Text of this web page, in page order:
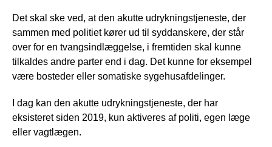
Det skal ske ved, at den akutte udrykningstjeneste, der
sammen med politiet kører ud til syddanskere, der står
over for en tvangsindlæggelse, i fremtiden skal kunne
tilkaldes andre parter end i dag. Det kunne for eksempel
være bosteder eller somatiske sygehusafdelinger.
I dag kan den akutte udrykningstjeneste, der har
eksisteret siden 2019, kun aktiveres af politi, egen læge
eller vagtlægen.